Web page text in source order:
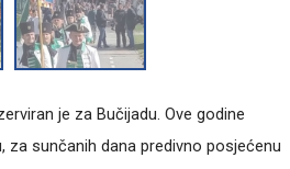
je za Bučijadu. Ove godine
za sunčanih dana predivno posjećenu